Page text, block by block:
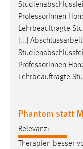
Professor Innen
Lehrbeauftragte
[...]
Professor Innen
Lehrbeauftragte
Phantom statt
Relevanz:
Therapien besser